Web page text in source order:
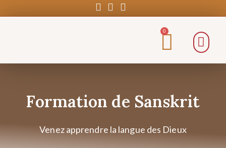
0
Formation de Sanskrit
Venez apprendre la langue des Dieux